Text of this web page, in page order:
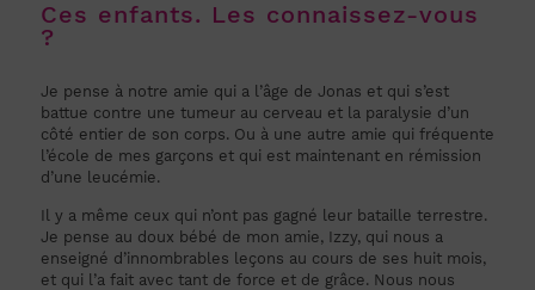
Ces enfants. Les connaissez-vous
?
Je pense à notre amie qui a l’âge de Jonas et qui s’est
battue contre une tumeur au cerveau et la paralysie d’un
côté entier de son corps. Ou à une autre amie qui fréquente
l’école de mes garçons et qui est maintenant en rémission
d’une leucémie.
Il y a même ceux qui n’ont pas gagné leur bataille terrestre.
Je pense au doux bébé de mon amie, Izzy, qui nous a
enseigné d’innombrables leçons au cours de ses huit mois,
et qui l’a fait avec tant de force et de grâce. Nous nous